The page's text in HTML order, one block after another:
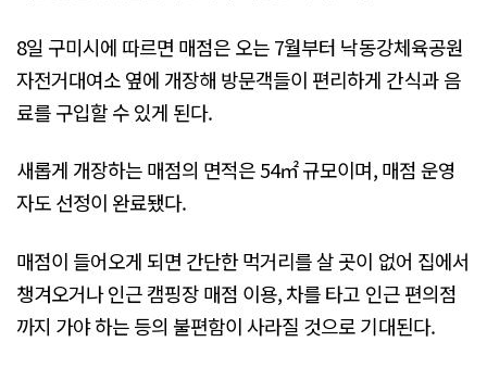
8일 구미시에 따르면 매점은 오는 7월부터 낙동강체육공원
자전거대여소 옆에 개장해 방문객들이 편리하게 간식과 음
료를 구입할 수 있게 된다.
새롭게 개장하는 매점의 면적은 54㎡ 규모이며, 매점 운영
자도 선정이 완료됐다.
매점이 들어오게 되면 간단한 먹거리를 살 곳이 없어 집에서
챙겨오거나 인근 캠핑장 매점 이용, 차를 타고 인근 편의점
까지 가야 하는 등의 불편함이 사라질 것으로 기대된다.